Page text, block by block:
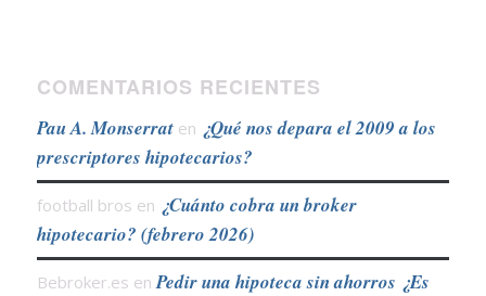
COMENTARIOS RECIENTES
Pau A. Monserraten ¿Qué nos depara el 2009 a los
prescriptores hipotecarios?
football bros en ¿Cuánto cobra un broker
hipotecario? (febrero 2026)
Bebroker.es en Pedir una hipoteca sin ahorros ¿Es